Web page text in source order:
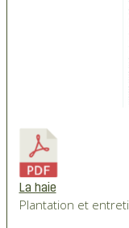
La haie
Plantation et